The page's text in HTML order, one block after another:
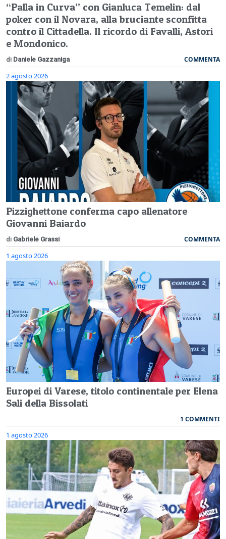
“Palla in Curva” con Gianluca Temelin: dal
poker con il Novara, alla bruciante sconfitta
contro il Cittadella. Il ricordo di Favalli, Astori
e Mondonico.
di Daniele Gazzaniga COMMENTA
2 agosto 2026
Pizzighettone conferma capo allenatore
Giovanni Baiardo
di Gabriele Grassi COMMENTA
1 agosto 2026
Europei di Varese, titolo continentale per Elena
Sali della Bissolati
1 COMMENTI
1 agosto 2026